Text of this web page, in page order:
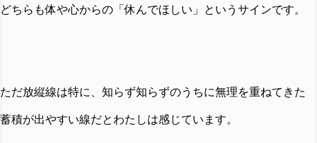
どちらも体や心からの「休んでほしい」というサインです。
ただ放縦線は特に、知らず知らずのうちに無理を重ねてきた
蓄積が出やすい線だとわたしは感じています。